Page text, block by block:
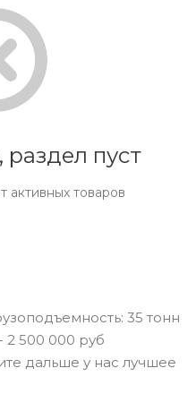
пуст
активных товаров
35 тонн
2 500 000 руб
дальше у нас лучшее